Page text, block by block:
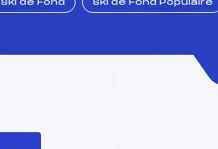
Ski de Fond Ski de Fond Populaire